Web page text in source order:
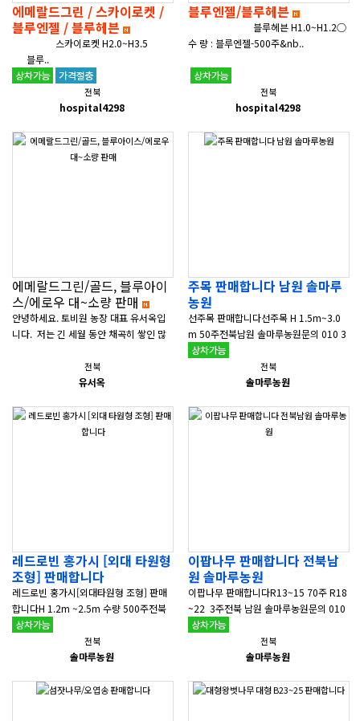
에메랄드그린 / 스카이로켓 /
블루엔젤 / 블루헤븐
스카이로켓 H2.0~H3.5
블루..
전북
hospital4298
블루엔젤/블루헤븐
블루헤븐 H1.0~H1.2○
수 량 : 블루엔젤-500주&nb..
전북
hospital4298
에메랄드그린/골드, 블루아이
스/에로우 대~소량 판매
안녕하세요. 토비원 농장 대표 유서옥입
니다. 저는 긴 세월 동안 채곡히 쌓인 많
전북
유서옥
주목 판매합니다 남원 솔마루
농원
선주목 판매합니다선주목 H 1.5m~3.0
m 50주전북남원 솔마루농원문의 010 3
223 0397 &..
전북
솔마루농원
레드로빈 홍가시 [외대 타원형
조형] 판매합니다
레드로빈 홍가시[외대타원형 조형] 판매
합니다H 1.2m ~2.5m 수량 500주전북
남원 솔마루농원문의 010 3223 039
전북
솔마루농원
이팝나무 판매합니다 전북남
원 솔마루농원
이팝나무 판매합니다R13~15 70주 R18
~22 3주전북 남원 솔마루농원문의 010
3223 0397 &n..
전북
솔마루농원